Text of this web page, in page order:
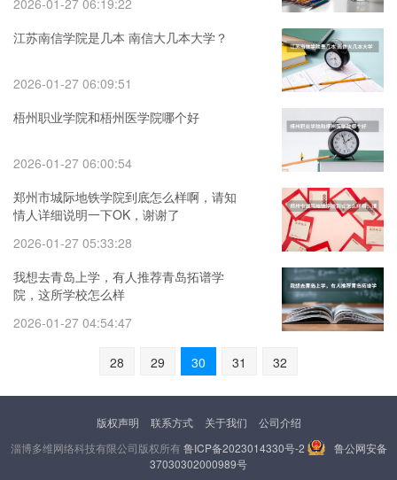
2026-01-27 06:19:22
江苏南信学院是几本 南信大几本大学？
2026-01-27 06:09:51
梧州职业学院和梧州医学院哪个好
2026-01-27 06:00:54
郑州市城际地铁学院到底怎么样啊，请知
情人详细说明一下OK，谢谢了
2026-01-27 05:33:28
我想去青岛上学，有人推荐青岛拓谱学
院，这所学校怎么样
2026-01-27 04:54:47
28 29 30 31 32
版权声明 联系方式 关于我们
公司介绍
淄博多维网络科技有限公司版权所有鲁ICP备2023014330号-2
鲁公网安备
37030302000989号